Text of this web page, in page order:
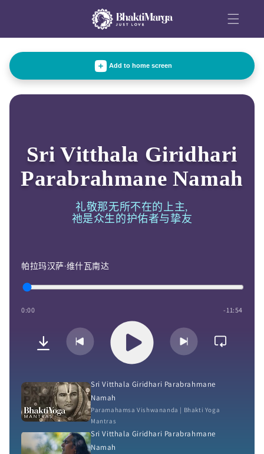
Add to home screen
Sri Vitthala Giridhari
Parabrahmane Namah
礼敬那无所不在的上主,
祂是众生的护佑者与挚友
帕拉玛汉萨·维什瓦南达
0:00 -11:54
Sri Vitthala Giridhari Parabrahmane
Namah
Paramahamsa Vishwananda | Bhakti Yoga
Mantras
Sri Vitthala Giridhari Parabrahmane
Namah